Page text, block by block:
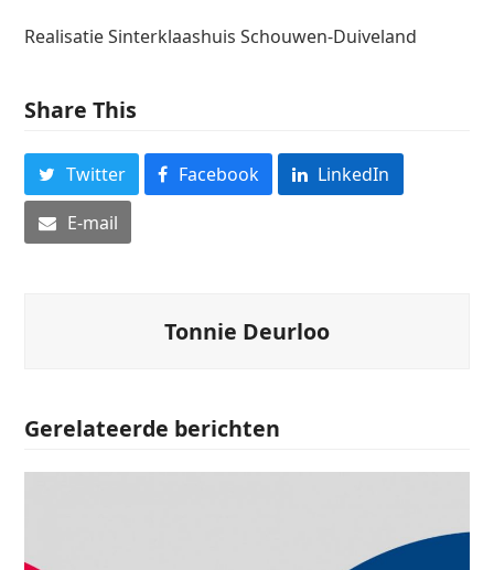
Realisatie Sinterklaashuis Schouwen-Duiveland
Share This
Twitter Facebook
LinkedIn
E-mail
Tonnie Deurloo
Gerelateerde berichten